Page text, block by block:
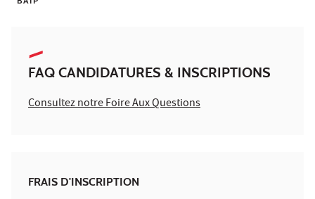
FAQ CANDIDATURES & INSCRIPTIONS
Consultez notre Foire Aux Questions
FRAIS D'INSCRIPTION